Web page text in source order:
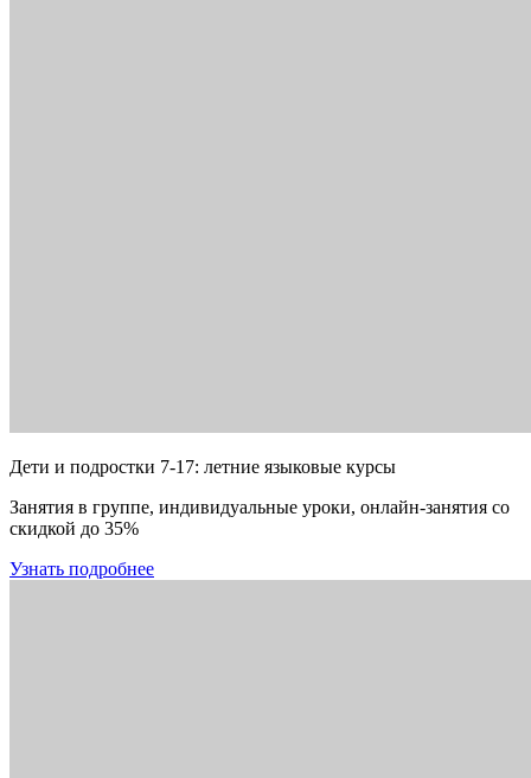
Дети и подростки 7-17: летние языковые курсы
Занятия в группе, индивидуальные уроки, онлайн-занятия со
скидкой до 35%
Узнать подробнее